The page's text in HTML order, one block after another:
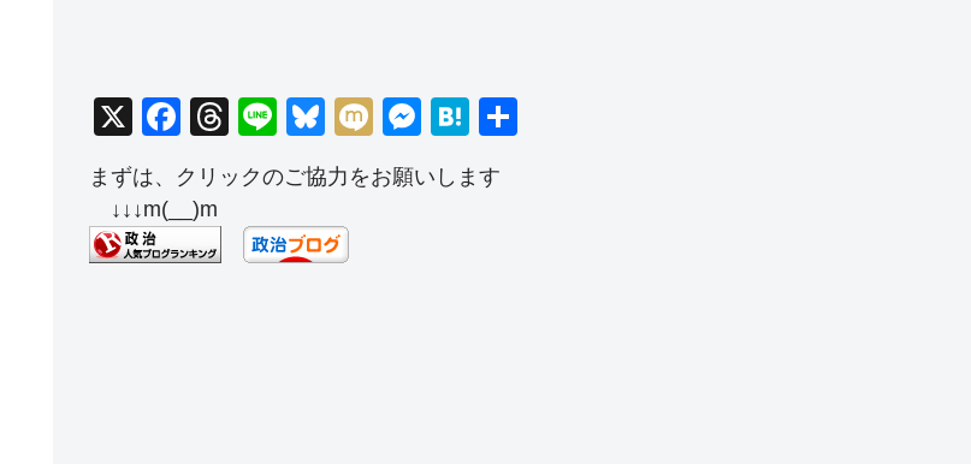
X
F
c
e
b
T
e
a
d
Li
e
Bl
u
e
sk
y
M
M
ss
H
e
まずは、クリックのご協力をお願いします
↓↓↓m(__)m